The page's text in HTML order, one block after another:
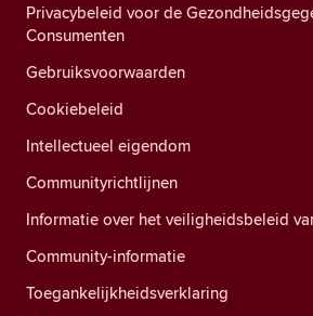
Privacybeleid voor de
Consumenten
Gebruiksvoorwaarden
Cookiebeleid
Intellectueel eigendom
Communityrichtlijnen
Informatie over het veiligheidsbeleid
Community-informatie
Toegankelijkheidsverklaring